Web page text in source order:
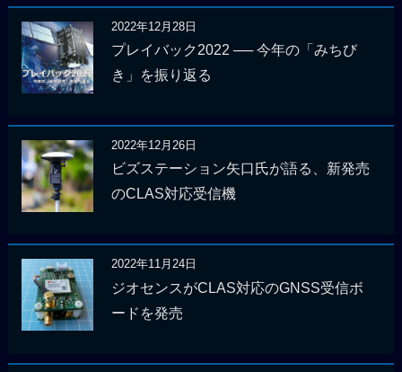
2022年12月28日
プレイバック2022 ── 今年の「みちび
き」を振り返る
2022年12月26日
ビズステーション矢口氏が語る、新発売
のCLAS対応受信機
2022年11月24日
ジオセンスがCLAS対応のGNSS受信ボ
ードを発売